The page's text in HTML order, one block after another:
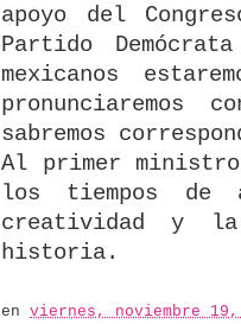
apoyo del
Partido
mexicanos
pronunciaremos
sabremos
Al primer
los tiempos de
creatividad y la
historia.
en viernes, noviembre 19,